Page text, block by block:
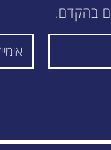
בהקדם.